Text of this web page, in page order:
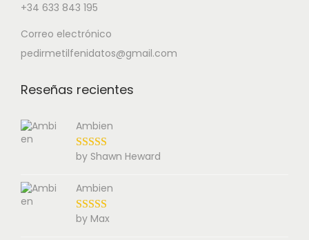
+34 633 843 195
Correo electrónico
pedirmetilfenidatos@gmail.com
Reseñas recientes
Ambien
by Shawn Heward
Ambien
by Max